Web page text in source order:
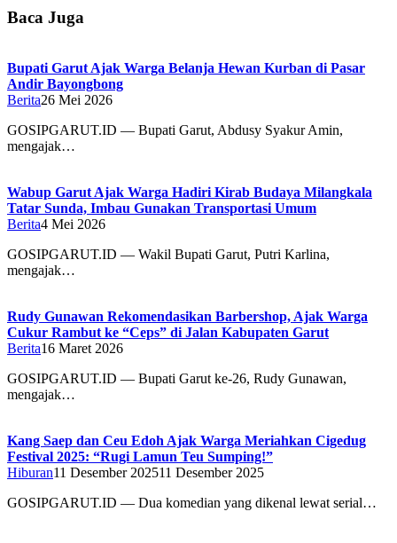
Baca Juga
Bupati Garut Ajak Warga Belanja Hewan Kurban di Pasar
Andir Bayongbong
Berita26 Mei 2026
GOSIPGARUT.ID — Bupati Garut, Abdusy Syakur Amin,
mengajak…
Wabup Garut Ajak Warga Hadiri Kirab Budaya Milangkala
Tatar Sunda, Imbau Gunakan Transportasi Umum
Berita4 Mei 2026
GOSIPGARUT.ID — Wakil Bupati Garut, Putri Karlina,
mengajak…
Rudy Gunawan Rekomendasikan Barbershop, Ajak Warga
Cukur Rambut ke “Ceps” di Jalan Kabupaten Garut
Berita16 Maret 2026
GOSIPGARUT.ID — Bupati Garut ke-26, Rudy Gunawan,
mengajak…
Kang Saep dan Ceu Edoh Ajak Warga Meriahkan Cigedug
Festival 2025: “Rugi Lamun Teu Sumping!”
Hiburan11 Desember 202511 Desember 2025
GOSIPGARUT.ID — Dua komedian yang dikenal lewat serial…